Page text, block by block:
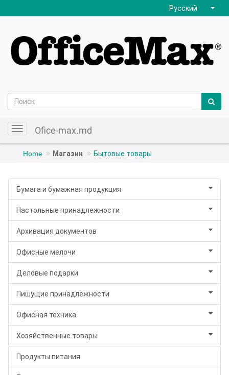
Русский
ToggleOfice-max.md
Home Магазин Бытовые товары
Бумага и бумажная продукция
Настольные принадлежности
Архивация документов
Офисные мелочи
Деловые подарки
Пишущие принадлежности
Офисная техника
Хозяйственные товары
Продукты питания